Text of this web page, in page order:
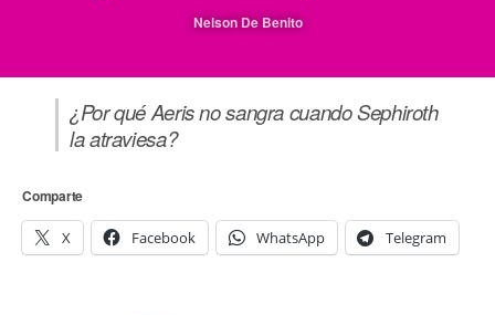
Nelson De Benito
¿Por qué Aeris no sangra cuando Sephiroth
la atraviesa?
Comparte
X Facebook WhatsApp Telegram